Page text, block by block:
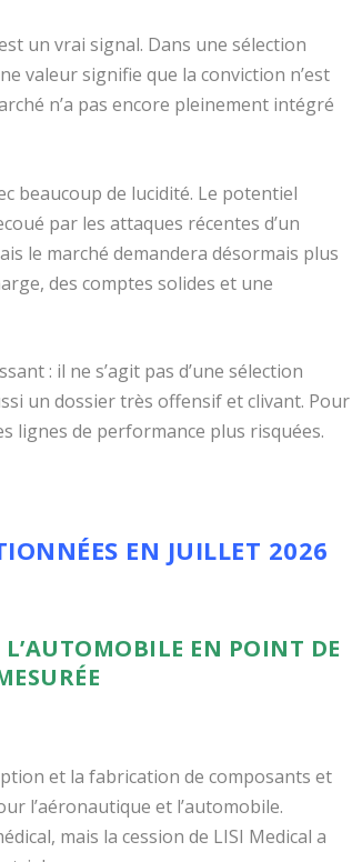
un vrai signal. Dans une sélection
valeur signifie que la conviction n’est
n’a pas encore pleinement intégré
beaucoup de lucidité. Le potentiel
par les attaques récentes d’un
le marché demandera désormais plus
des comptes solides et une
: il ne s’agit pas d’une sélection
un dossier très offensif et clivant. Pour
lignes de performance plus risquées.
EN JUILLET 2026
EN POINT DE
et la fabrication de composants et
l’aéronautique et l’automobile.
mais la cession de LISI Medical a